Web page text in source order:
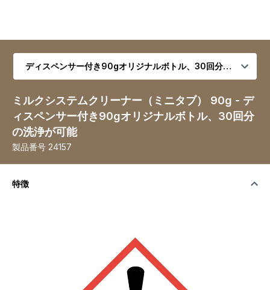
バリエーションを選択
ミルクシステムクリーナー（ミニタブ） 90g - デ
ィスペンサー付き90gオリジナルボトル、30回分
の洗浄が可能
製品番号 24157
特徴